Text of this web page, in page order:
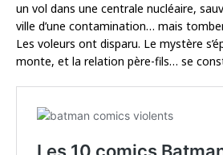
un vol dans une centrale nucléaire,
ville d’une contamination… mais
Les voleurs ont disparu. Le mystère
monte, et la relation père-fils… se